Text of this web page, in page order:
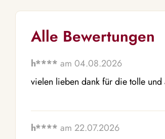
Alle Bewertungen
h**** am 04.08.2026
vielen lieben dank für die tolle und
h**** am 22.07.2026